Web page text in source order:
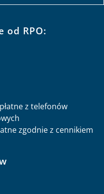
od RPO:
z telefonów
zgodnie z cennikiem